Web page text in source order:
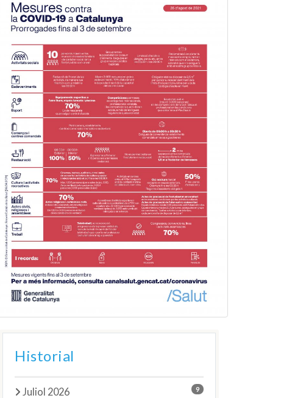
Historial
Juliol 2026 9